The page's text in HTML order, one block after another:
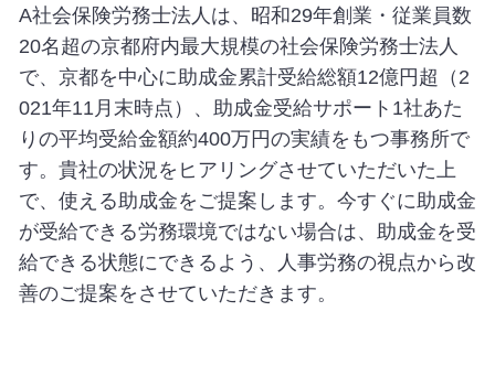
A社会保険労務士法人は、昭和29年創業・従業員数
20名超の京都府内最大規模の社会保険労務士法人
で、京都を中心に助成金累計受給総額12億円超（2
021年11月末時点）、助成金受給サポート1社あた
りの平均受給金額約400万円の実績をもつ事務所で
す。貴社の状況をヒアリングさせていただいた上
で、使える助成金をご提案します。今すぐに助成金
が受給できる労務環境ではない場合は、助成金を受
給できる状態にできるよう、人事労務の視点から改
善のご提案をさせていただきます。